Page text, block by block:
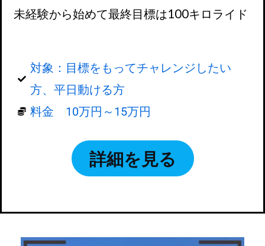
未経験から始めて最終目標は100キロライド
対象：目標をもってチャレンジしたい
方、平日動ける方
料金 10万円～15万円
詳細を見る